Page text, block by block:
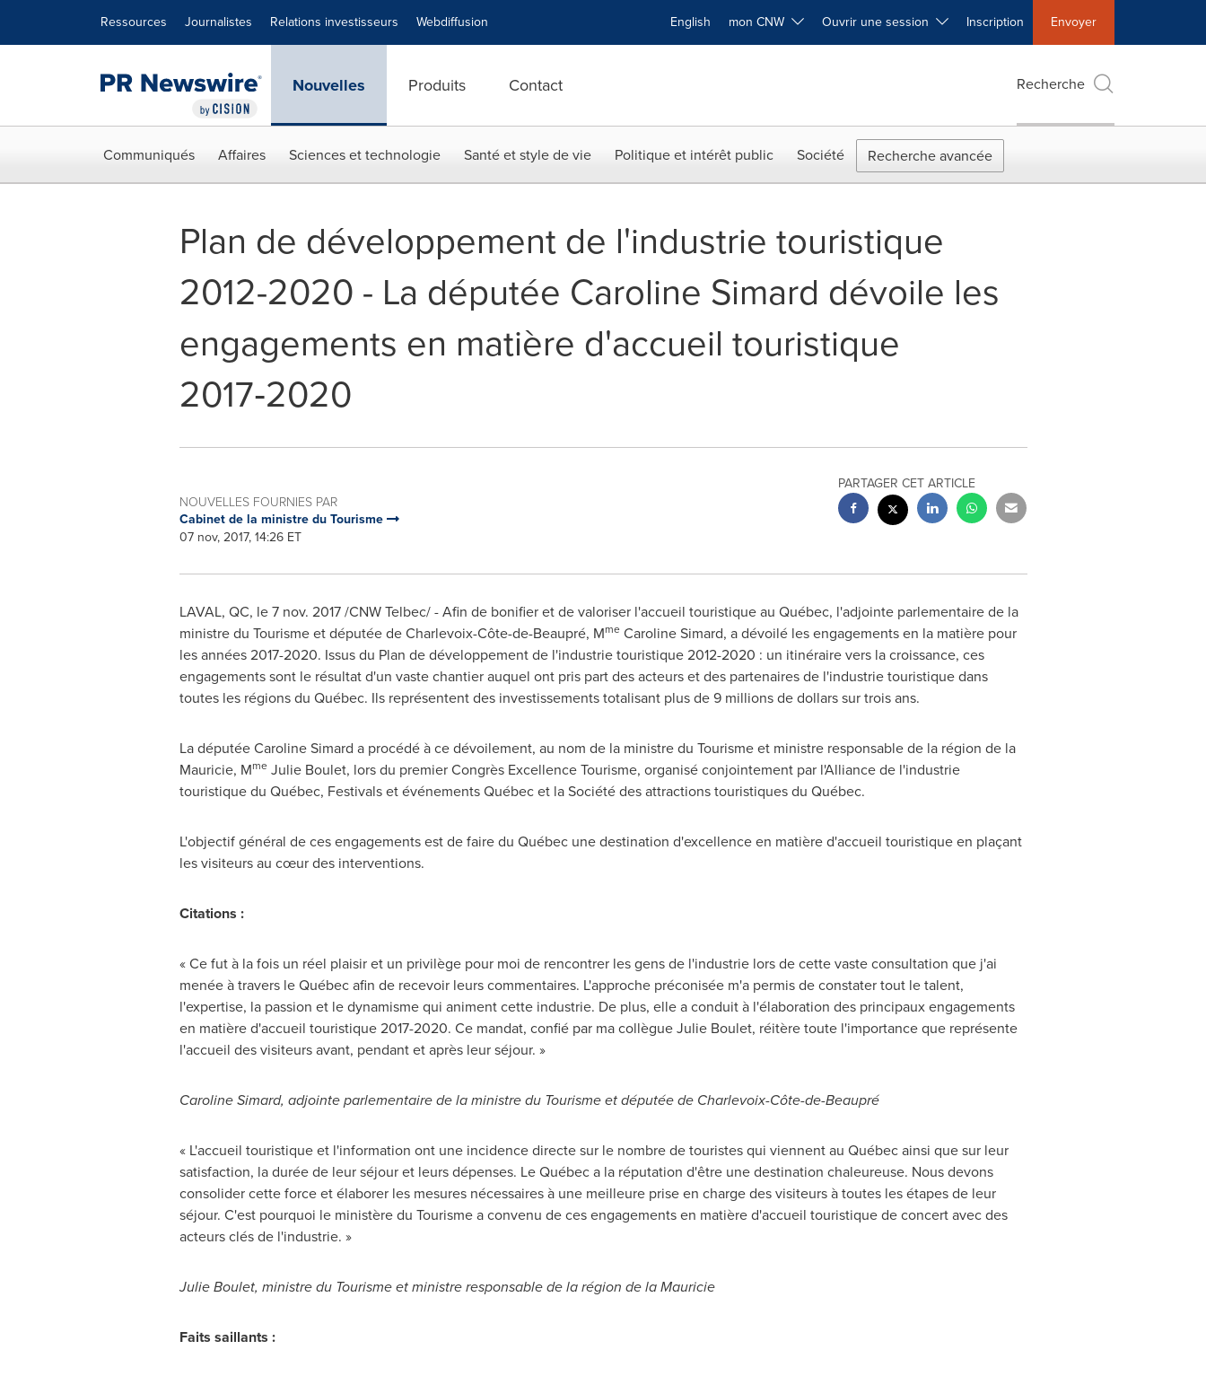
Ressources Journalistes Relations investisseurs Webdiffusion English mon CNW Ouvrir une session Inscription Envoyer
Nouvelles Produits Contact Recherche
Communiqués Affaires Sciences et technologie Santé et style de vie Politique et intérêt public Société Recherche avancée
Plan de développement de l'industrie touristique
2012-2020 - La députée Caroline Simard dévoile les
engagements en matière d'accueil touristique
2017‑2020
NOUVELLES FOURNIES PAR
Cabinet de la ministre du Tourisme
07 nov, 2017, 14:26 ET
PARTAGER CET ARTICLE
LAVAL, QC, le 7 nov. 2017 /CNW Telbec/ - Afin de bonifier et de valoriser l'accueil touristique au Québec, l'adjointe parlementaire de la
ministre du Tourisme et députée de Charlevoix-Côte-de-Beaupré, MmeCaroline Simard, a dévoilé les engagements en la matière pour
les années 2017-2020. Issus du Plan de développement de l'industrie touristique 2012-2020 : un itinéraire vers la croissance, ces
engagements sont le résultat d'un vaste chantier auquel ont pris part des acteurs et des partenaires de l'industrie touristique dans
toutes les régions du Québec. Ils représentent des investissements totalisant plus de 9 millions de dollars sur trois ans.
La députéeCaroline Simard a procédé à ce dévoilement, au nom de la ministre du Tourisme et ministre responsable de la région de la
Mauricie, MmeJulie Boulet, lors du premier Congrès Excellence Tourisme, organisé conjointement par l'Alliance de l'industrie
touristique du Québec, Festivals et événements Québec et la Société des attractions touristiques du Québec.
L'objectif général de ces engagements est de faire du Québec une destination d'excellence en matière d'accueil touristique en plaçant
les visiteurs au cœur des interventions.
Citations :
« Ce fut à la fois un réel plaisir et un privilège pour moi de rencontrer les gens de l'industrie lors de cette vaste consultation que j'ai
menée à travers le Québec afin de recevoir leurs commentaires. L'approche préconisée m'a permis de constater tout le talent,
l'expertise, la passion et le dynamisme qui animent cette industrie. De plus, elle a conduit à l'élaboration des principaux engagements
en matière d'accueil touristique 2017-2020. Ce mandat, confié par ma collègueJulie Boulet, réitère toute l'importance que représente
l'accueil des visiteurs avant, pendant et après leur séjour. »
Caroline Simard, adjointe parlementaire de la ministre du Tourisme et députée de Charlevoix-Côte-de-Beaupré
« L'accueil touristique et l'information ont une incidence directe sur le nombre de touristes qui viennent au Québec ainsi que sur leur
satisfaction, la durée de leur séjour et leurs dépenses. Le Québec a la réputation d'être une destination chaleureuse. Nous devons
consolider cette force et élaborer les mesures nécessaires à une meilleure prise en charge des visiteurs à toutes les étapes de leur
séjour. C'est pourquoi le ministère du Tourisme a convenu de ces engagements en matière d'accueil touristique de concert avec des
acteurs clés de l'industrie. »
Julie Boulet, ministre du Tourisme et ministre responsable de la région de la Mauricie
Faits saillants :